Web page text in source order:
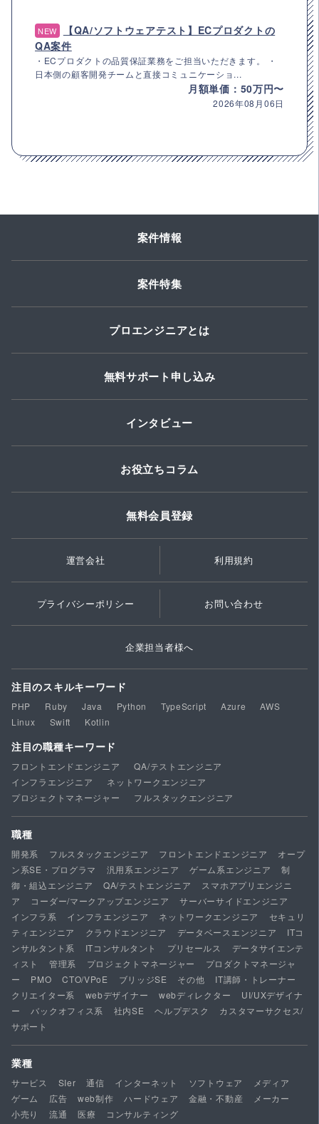
NEW
【QA/ソフトウェアテスト】ECプロダクトの
QA案件
・ECプロダクトの品質保証業務をご担当いただきます。 ・
日本側の顧客開発チームと直接コミュニケーショ...
月額単価：50万円〜
2026年08月06日
案件情報
案件特集
プロエンジニアとは
無料サポート申し込み
インタビュー
お役立ちコラム
無料会員登録
運営会社 利用規約
プライバシーポリシー お問い合わせ
企業担当者様へ
注目のスキルキーワード
PHP Ruby Java Python TypeScript Azure
AWS
Linux
Swift Kotlin
注目の職種キーワード
フロントエンドエンジニア
QA/テストエンジニア
インフラエンジニア
ネットワークエンジニア
プロジェクトマネージャー
フルスタックエンジニア
職種
開発系 フルスタックエンジニア フロントエンドエンジニア
オープ
ン系SE・プログラマ
汎用系エンジニア ゲーム系エンジニア
制
御・組込エンジニア
QA/テストエンジニア
スマホアプリエンジニ
ア
コーダー/マークアップエンジニア
サーバーサイドエンジニア
インフラ系
インフラエンジニア ネットワークエンジニア
セキュリ
ティエンジニア
クラウドエンジニア データベースエンジニア
ITコ
ンサルタント系
ITコンサルタント プリセールス
データサイエンテ
ィスト
管理系 プロジェクトマネージャー
プロダクトマネージャ
ー
PMO CTO/VPoE ブリッジSE その他
IT講師・トレーナー
クリエイター系
webデザイナー webディレクター
UI/UXデザイナ
ー
バックオフィス系 社内SE ヘルプデスク
カスタマーサクセス/
サポート
業種
サービス SIer 通信 インターネット ソフトウェア
メディア
ゲーム
広告 web制作 ハードウェア 金融・不動産
メーカー
小売り
流通 医療 コンサルティング